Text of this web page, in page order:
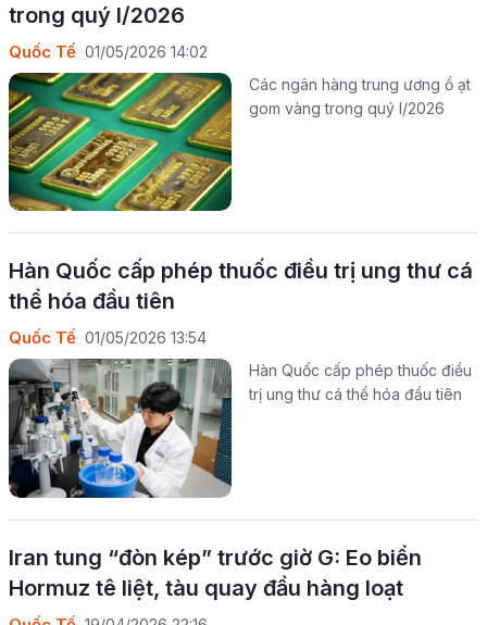
trong quý I/2026
Quốc Tế 01/05/2026 14:02
Các ngân hàng trung ương ồ ạt
gom vàng trong quý I/2026
Hàn Quốc cấp phép thuốc điều trị ung thư cá
thể hóa đầu tiên
Quốc Tế 01/05/2026 13:54
Hàn Quốc cấp phép thuốc điều
trị ung thư cá thể hóa đầu tiên
Iran tung “đòn kép” trước giờ G: Eo biển
Hormuz tê liệt, tàu quay đầu hàng loạt